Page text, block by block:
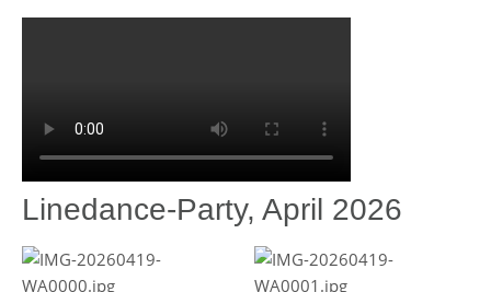
Linedance-Party, April 2026